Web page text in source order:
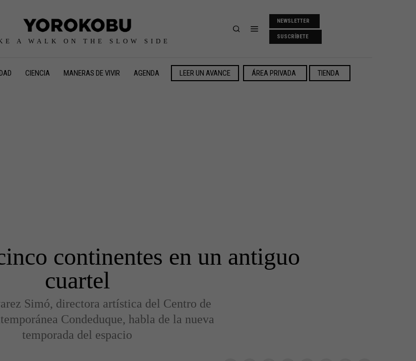
A WALK ON THE SLOW SIDE
NEWSLETTER
SUSCRÍBETE
CIENCIA MANERAS DE VIVIR AGENDA LEER UN AVANCE ÁREA PRIVADA TIENDA
continentes en un antiguo
cuartel
Simó, directora artística del Centro de
Condeduque, habla de la nueva
temporada del espacio